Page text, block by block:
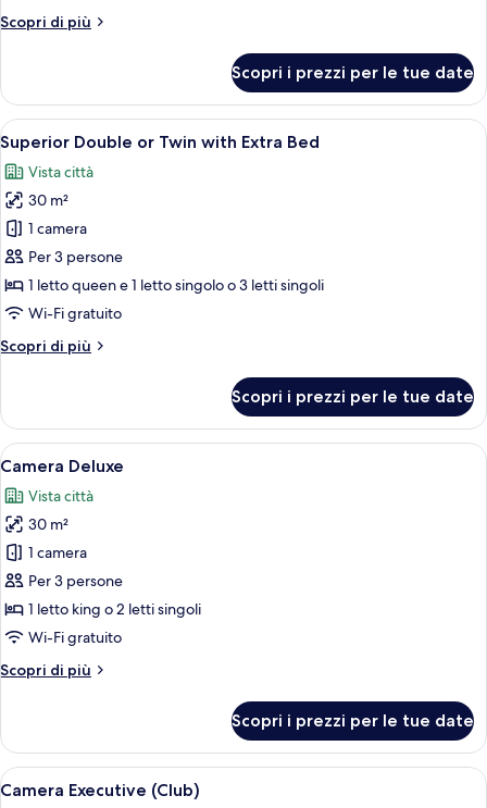
queen
Scopri di più
Altri
familiare,
letti
queen
Scopri i prezzi per le tue date
Apri
tutte
le
foto
per
Superior
Double
or
with
Una camera d'albergo con due letti,
5
Superior Double or Twin with Extra Bed
Vista città
30 m²
1 camera
Per 3 persone
1 letto queen e 1 letto singolo o 3 letti singoli
Wi-Fi gratuito
Scopri di più
Altri
Double
or
Twin
Extra
Bed
Scopri i prezzi per le tue date
Apri
tutte
le
foto
per
Camera
Deluxe
Una camera d'albergo con un letto,
5
Camera Deluxe
Vista città
30 m²
1 camera
Per 3 persone
1 letto king o 2 letti singoli
Wi-Fi gratuito
Scopri di più
Altri
Deluxe
Scopri i prezzi per le tue date
Apri
tutte
Una camera d'albergo con un letto
6
Camera Executive (Club)